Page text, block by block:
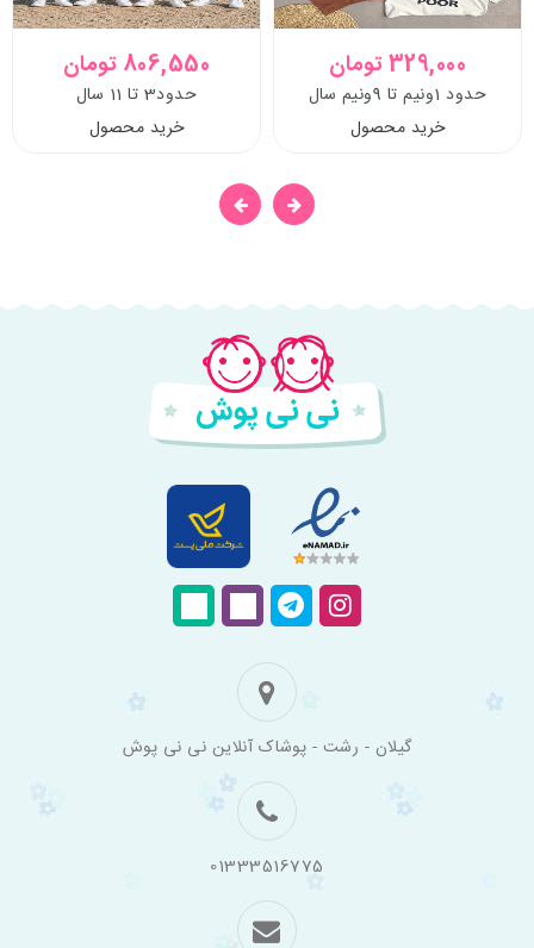
329,000 تومان
حدود 1ونیم تا 9ونیم سال
خرید محصول
806,550 تومان
حدود3 تا 11 سال
خرید محصول
گیلان - رشت - پوشاک آنلاین نی نی پوش
01333516775